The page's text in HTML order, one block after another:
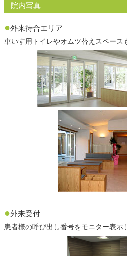
院内写真
●外来待合エリア
車いす用トイレやオムツ替えスペース
●外来受付
患者様の呼び出し番号をモニター表示